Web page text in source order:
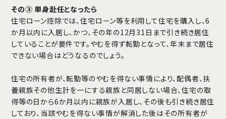
その③ 単身赴任となったら
住宅ローン控除では、住宅ローン等を利用して住宅を購入し、6
か月以内に入居し、かつ、その年の12月31日まで引き続き居住
していることが要件です。やむを得ず転勤となって、年末まで居住
できない場合はどうなるのでしょう。
住宅の所有者が、転勤等のやむを得ない事情により、配偶者、扶
養親族その他生計を一にする親族と同居しない場合、住宅の取
得等の日から6か月以内に親族が入居し、その後も引き続き居住
しており、当該やむを得ない事情が解消した後はその所有者が